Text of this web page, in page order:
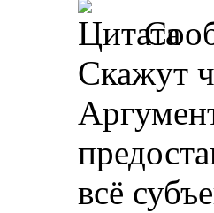
Скажут
всё